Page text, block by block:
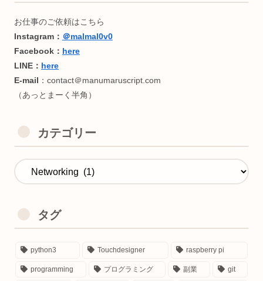
カテゴリー
タグ
python3 Touchdesigner raspberry pi
programming プログラミング 副業 git